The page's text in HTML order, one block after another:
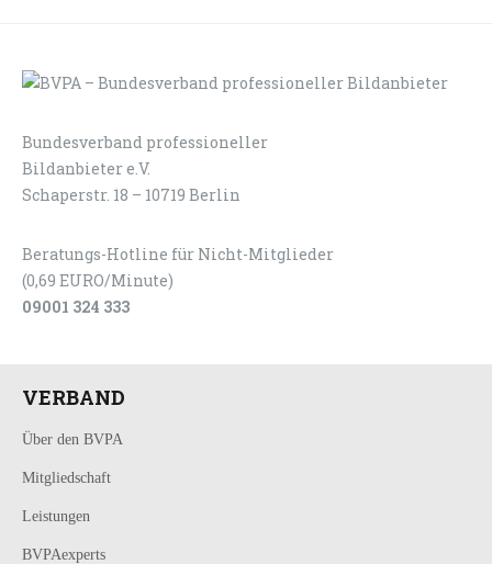
Bundesverband professioneller
Bildanbieter e.V.
Schaperstr. 18 – 10719 Berlin
Beratungs-Hotline für Nicht-Mitglieder
(0,69 EURO/Minute)
09001 324 333
VERBAND
Über den BVPA
Mitgliedschaft
Leistungen
BVPAexperts